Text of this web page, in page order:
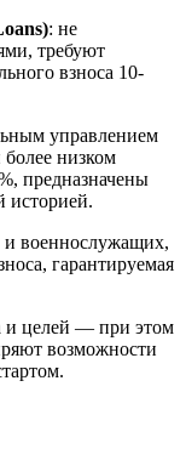
: не
требуют
взноса 10-
управлением
низком
предназначены
историей.
и военнослужащих,
гарантируемая
и целей — при этом
возможности